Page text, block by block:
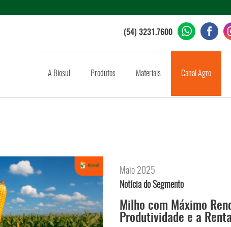
(54) 3231.7600
A Biosul Produtos Materiais Canal Agro
Maio 2025
Notícia do Segmento
Milho com Máximo
Produtividade e a